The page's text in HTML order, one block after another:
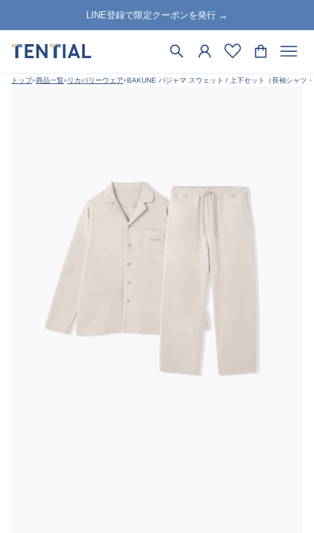
LINE登録で限定クーポンを発行 →
トップ 商品一覧 リカバリーウェア BAKUNE パジャマ スウェット / 上下セット（長袖シャツ